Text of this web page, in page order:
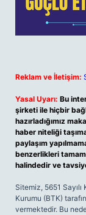
Reklam ve İletişim:
Yasal Uyarı: Bu
şirketi ile hiçbir
hazırladığımız
haber niteliği
paylaşım
benzerlikleri
halindedir ve
Sitemiz, 5651
Kurumu (BTK)
vermektedir. Bu